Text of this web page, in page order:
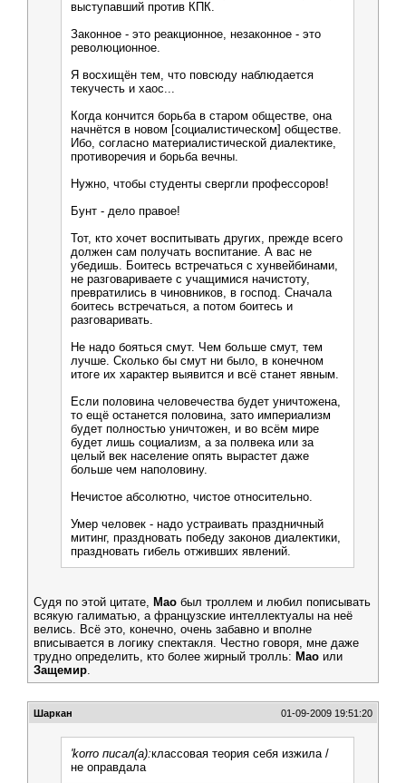
выступавший против КПК.
Законное - это реакционное, незаконное - это
революционное.
Я восхищён тем, что повсюду наблюдается
текучесть и хаос...
Когда кончится борьба в старом обществе, она
начнётся в новом [социалистическом] обществе.
Ибо, согласно материалистической диалектике,
противоречия и борьба вечны.
Нужно, чтобы студенты свергли профессоров!
Бунт - дело правое!
Тот, кто хочет воспитывать других, прежде всего
должен сам получать воспитание. А вас не
убедишь. Боитесь встречаться с хунвейбинами,
не разговариваете с учащимися начистоту,
превратились в чиновников, в господ. Сначала
боитесь встречаться, а потом боитесь и
разговаривать.
Не надо бояться смут. Чем больше смут, тем
лучше. Сколько бы смут ни было, в конечном
итоге их характер выявится и всё станет явным.
Если половина человечества будет уничтожена,
то ещё останется половина, зато империализм
будет полностью уничтожен, и во всём мире
будет лишь социализм, а за полвека или за
целый век население опять вырастет даже
больше чем наполовину.
Нечистое абсолютно, чистое относительно.
Умер человек - надо устраивать праздничный
митинг, праздновать победу законов диалектики,
праздновать гибель отживших явлений.
Судя по этой цитате, Мао был троллем и любил пописывать
всякую галиматью, а французские интеллектуалы на неё
велись. Всё это, конечно, очень забавно и вполне
вписывается в логику спектакля. Честно говоря, мне даже
трудно определить, кто более жирный тролль: Мао или
Защемир.
Шаркан 01-09-2009 19:51:20
'korro писал(а):классовая теория себя изжила /
не оправдала